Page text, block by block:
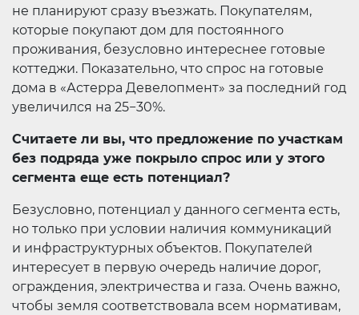
не планируют сразу въезжать. Покупателям,
которые покупают дом для постоянного
проживания, безусловно интереснее готовые
коттеджи. Показательно, что спрос на готовые
дома в «Астерра Девелопмент» за последний год
увеличился на 25−30%.
Считаете ли вы, что предложение по участкам
без подряда уже покрыло спрос или у этого
сегмента еще есть потенциал?
Безусловно, потенциал у данного сегмента есть,
но только при условии наличия коммуникаций
и инфраструктурных объектов. Покупателей
интересует в первую очередь наличие дорог,
ограждения, электричества и газа. Очень важно,
чтобы земля соответствовала всем нормативам,